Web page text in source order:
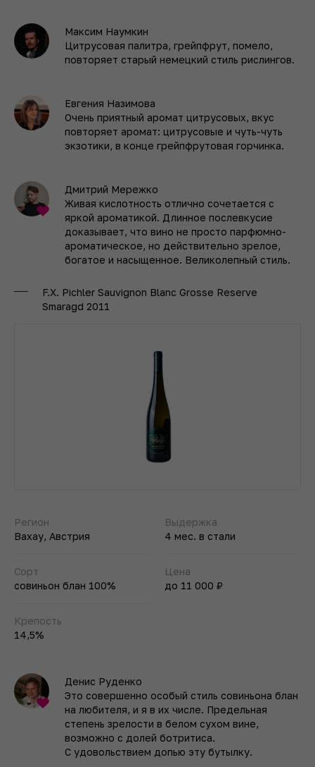
Максим Наумкин
Цитрусовая палитра, грейпфрут, помело,
повторяет старый немецкий стиль рислингов.
Евгения Назимова
Очень приятный аромат цитрусовых, вкус
повторяет аромат: цитрусовые и чуть-чуть
экзотики, в конце грейпфрутовая горчинка.
Дмитрий Мережко
Живая кислотность отлично сочетается с
яркой ароматикой. Длинное послевкусие
доказывает, что вино не просто парфюмно-
ароматическое, но действительно зрелое,
богатое и насыщенное. Великолепный стиль.
F.X. Pichler Sauvignon Blanc Grosse Reserve
Smaragd 2011
Регион
Вахау, Австрия
Сорт
совиньон блан 100%
Крепость
14,5%
Выдержка
4 мес. в стали
Цена
до 11 000 ₽
Денис Руденко
Это совершенно особый стиль совиньона блан
на любителя, и я в их числе. Предельная
степень зрелости в белом сухом вине,
возможно с долей ботритиса.
С удовольствием допь­ю эту бутылку.